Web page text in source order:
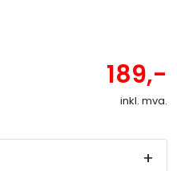
189,-
inkl. mva.
+